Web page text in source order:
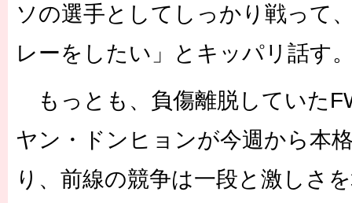
ソの選手としてしっかり戦って
レーをしたい」とキッパリ話す
もっとも、負傷離脱していた
ヤン・ドンヒョンが今週から本
り、前線の競争は一段と激しさ